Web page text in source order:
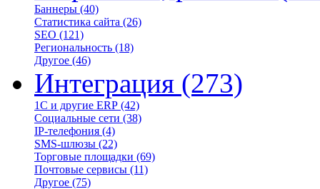
Баннеры (40)
Статистика сайта (26)
SEO (121)
Региональность (18)
Другое (46)
Интеграция (273)
1С и другие ERP (42)
Социальные сети (38)
IP-телефония (4)
SMS-шлюзы (22)
Торговые площадки (69)
Почтовые сервисы (11)
Другое (75)